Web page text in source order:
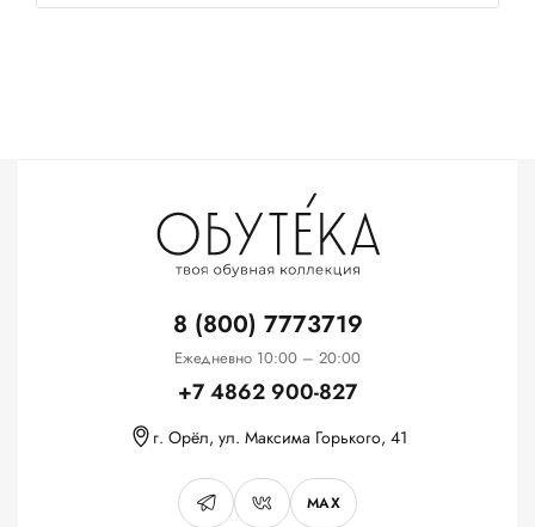
8 (800) 7773719
Ежедневно 10:00 – 20:00
+7 4862 900-827
г. Орёл, ул. Максима Горького, 41
MAX